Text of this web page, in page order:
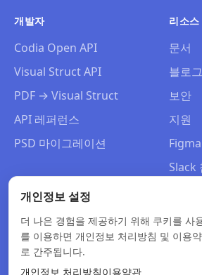
개발자
Codia Open API
Visual Struct API
PDF → Visual Struct
API 레퍼런스
PSD 마이그레이션
리소스
문서
블로그
보안
지원
Slack
문의
개인정보 설정
더 나은 경험을 제공하기 위해 쿠키를 사
를 이용하면 개인정보 처리방침 및 이용
로 간주됩니다.
개인정보 처리방침이용약관